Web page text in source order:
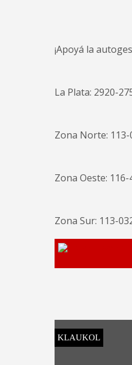
¡Apoyá la
La Plata: 2920-
Zona Norte: 113-
Zona Oeste: 116-
Zona Sur: 113-
KLAUKOL